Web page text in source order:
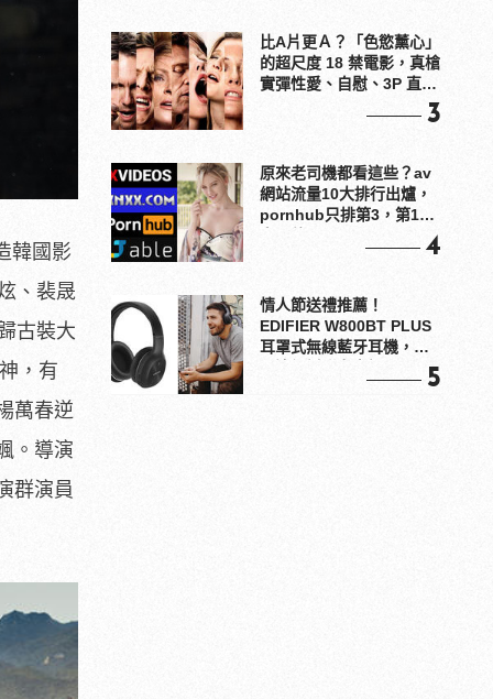
韓國影
、裴晟
古裝大
，有
萬春逆
。導演
群演員
比A片更Ａ？「色慾薰心」
的超尺度 18 禁電影，真槍
實彈性愛、自慰、3P 直接
3
原來老司機都看這些？av
網站流量10大排行出爐，
pornhub只排第3，第1名
4
情人節送禮推薦！
EDIFIER W800BT PLUS
耳罩式無線藍牙耳機，在
5